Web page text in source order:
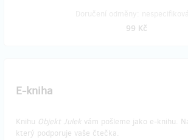
99 Kč
E-kniha
Knihu Objekt Julek vám pošleme jako e-knihu.
který podporuje vaše čtečka.